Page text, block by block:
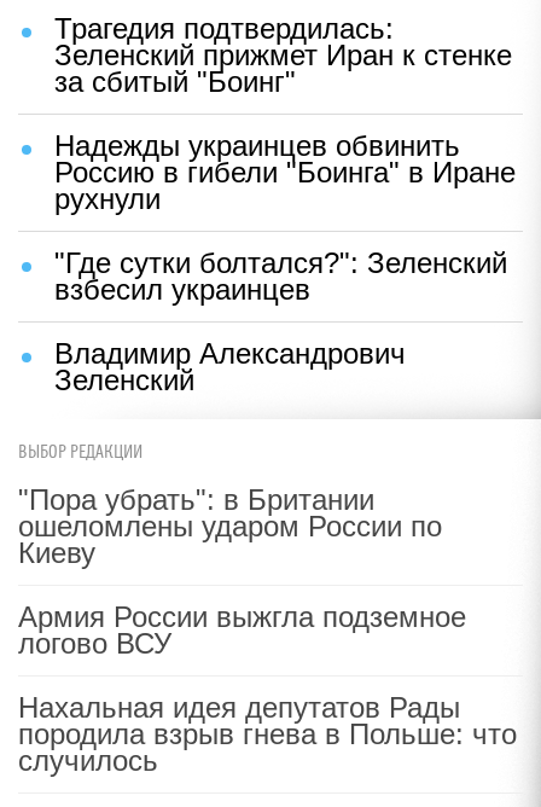
Трагедия подтвердилась:
Зеленский прижмет Иран к стенке
за сбитый "Боинг"
Надежды украинцев обвинить
Россию в гибели "Боинга" в Иране
рухнули
"Где сутки болтался?": Зеленский
взбесил украинцев
Владимир Александрович
Зеленский
ВЫБОР РЕДАКЦИИ
"Пора убрать": в Британии
ошеломлены ударом России по
Киеву
Армия России выжгла подземное
логово ВСУ
Нахальная идея депутатов Рады
породила взрыв гнева в Польше: что
случилось